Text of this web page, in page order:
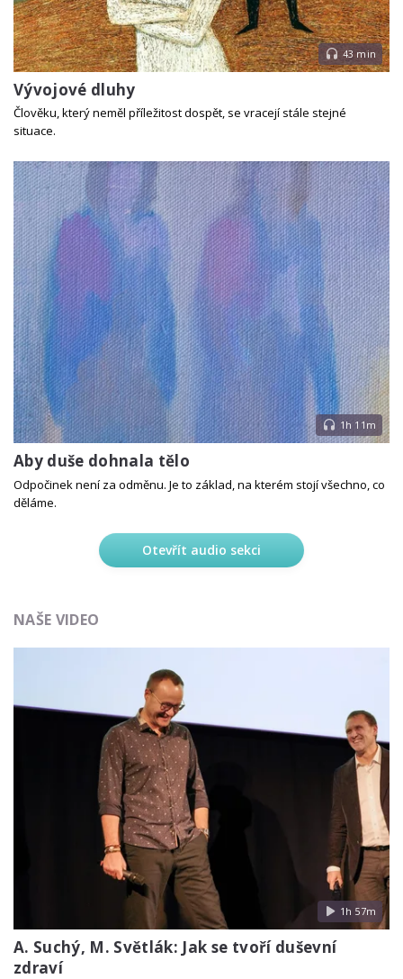
43 min
Vývojové dluhy
Člověku, který neměl příležitost dospět, se vracejí stále stejné
situace.
1h 11m
Aby duše dohnala tělo
Odpočinek není za odměnu. Je to základ, na kterém stojí všechno, co
děláme.
Otevřít audio sekci
NAŠE VIDEO
1h 57m
A. Suchý, M. Světlák: Jak se tvoří duševní
zdraví